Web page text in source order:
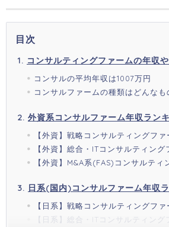
目次
コンサルティングファームの年収
コンサルの平均年収は1007万円
コンサルファームの種類はどんなも
外資系コンサルファーム年収ラン
【外資】戦略コンサルティングファ
【外資】総合・ITコンサルティング
【外資】M&A系(FAS)コンサルティ
日系(国内)コンサルファーム年収
【日系】戦略コンサルティングファ
【日系】総合・ITコンサルティング